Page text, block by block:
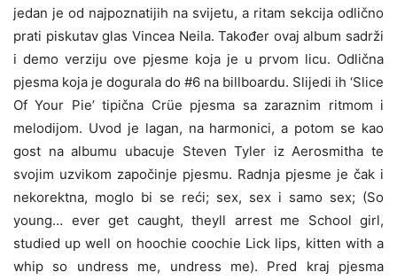
jedan je od najpoznatijih na svijetu, a ritam sekcija odlično
prati piskutav glas Vincea Neila. Također ovaj album sadrži
i demo verziju ove pjesme koja je u prvom licu. Odlična
pjesma koja je dogurala do #6 na billboardu. Slijedi ih ‘Slice
Of Your Pie’ tipična Crüe pjesma sa zaraznim ritmom i
melodijom. Uvod je lagan, na harmonici, a potom se kao
gost na albumu ubacuje Steven Tyler iz Aerosmitha te
svojim uzvikom započinje pjesmu. Radnja pjesme je čak i
nekorektna, moglo bi se reći; sex, sex i samo sex; (So
young… ever get caught, theyll arrest me School girl,
studied up well on hoochie coochie Lick lips, kitten with a
whip so undress me, undress me). Pred kraj pjesma